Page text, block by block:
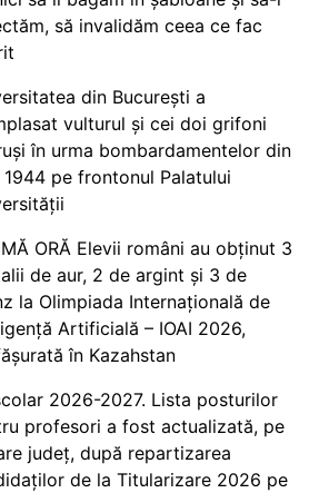
să invalidăm ceea ce fac
din București a
vulturul și cei doi grifoni
în urma bombardamentelor din
1944 pe frontonul Palatului
ORĂ Elevii români au obținut 3
de aur, 2 de argint și 3 de
la Olimpiada Internațională de
Artificială – IOAI 2026,
în Kazahstan
2026-2027. Lista posturilor
profesori a fost actualizată, pe
județ, după repartizarea
de la Titularizare 2026 pe